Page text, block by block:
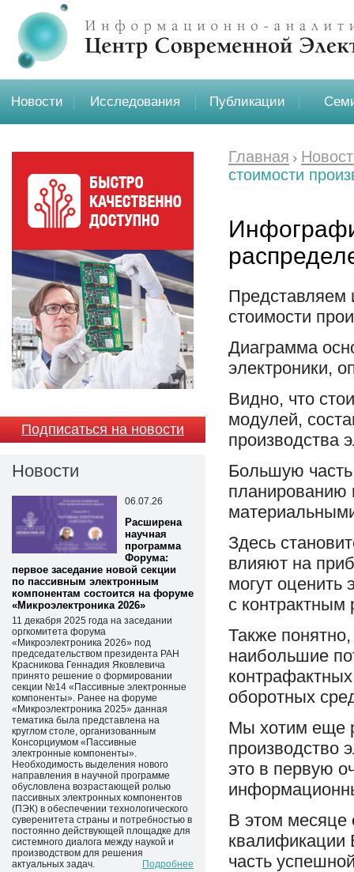
Новости Исследования Публикации
Подписаться на новости
Новости
06.07.26
Расширена
научная
программа
Форума:
первое заседание новой секции
по пассивным электронным
компонентам состоится на форуме
«Микроэлектроника 2026»
11 декабря 2025 года на заседании
оргкомитета форума
«Микроэлектроника 2026» под
председательством президента РАН
Красникова Геннадия Яковлевича
принято решение о формировании
секции №14 «Пассивные электронные
компоненты». Ранее на форуме
«Микроэлектроника 2025» данная
тематика была представлена на
круглом столе, организованным
Консорциумом «Пассивные
электронные компоненты».
Необходимость выделения нового
направления в научной программе
обусловлена возрастающей ролью
пассивных электронных компонентов
(ПЭК) в обеспечении технологического
суверенитета страны и потребностью в
постоянно действующей площадке для
системного диалога между наукой и
производством для решения
актуальных задач.
Подробнее
Главная
стоимости
Представляем
стоимости
Диаграмма
электроники,
Видно, что
модулей,
производства
Большую часть
планированию
Здесь
влияют на
могут оценить
с контрактным
Также понятно,
наибольшие
оборотных
Мы хотим еще
производство
это в первую
В этом месяце
квалификации
часть